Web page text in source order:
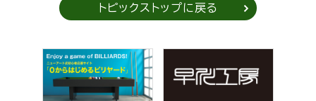
トピックストップに戻る